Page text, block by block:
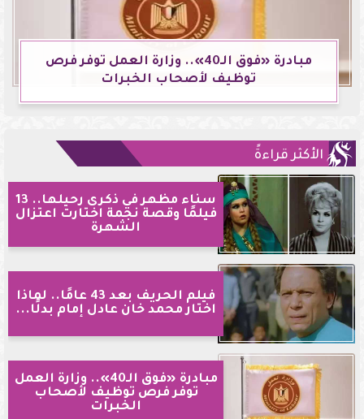
مبادرة «فوق الـ40».. وزارة العمل توفر فرص
توظيف لأصحاب الخبرات
الأكثر قراءةً
سناء مظهر في ذكرى رحيلها.. 13
فيلمًا وقصة نجمة اختارت اعتزال
الشهرة
فيلم الحريف بعد 43 عامًا.. لماذا
اختار محمد خان عادل إمام بدلًا...
مبادرة «فوق الـ40».. وزارة العمل
توفر فرص توظيف لأصحاب
الخبرات